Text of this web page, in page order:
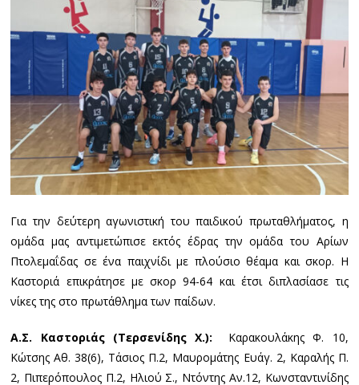
Για την δεύτερη αγωνιστική του παιδικού πρωταθλήματος, η
ομάδα μας αντιμετώπισε εκτός έδρας την ομάδα του Αρίων
Πτολεμαΐδας σε ένα παιχνίδι με πλούσιο θέαμα και σκορ. Η
Καστοριά επικράτησε με σκορ 94-64 και έτσι διπλασίασε τις
νίκες της στο πρωτάθλημα των παίδων.
Α.Σ. Καστοριάς (Τερσενίδης Χ.): Καρακουλάκης Φ. 10,
Κώτσης Αθ. 38(6), Τάσιος Π.2, Μαυρομάτης Ευάγ. 2, Καραλής Π.
2, Πιπερόπουλος Π.2, Ηλιού Σ., Ντόντης Αν.12, Κωνσταντινίδης